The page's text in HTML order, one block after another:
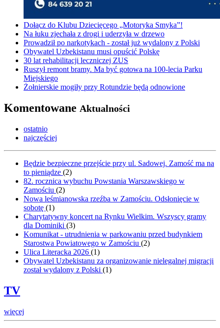
Dołącz do Klubu Dziecięcego „Motoryka Smyka”!
Na łuku zjechała z drogi i uderzyła w drzewo
Prowadził po narkotykach - został już wydalony z Polski
Obywatel Uzbekistanu musi opuścić Polskę
30 lat rehabilitacji leczniczej ZUS
Ruszył remont bramy. Ma być gotowa na 100-lecia Parku
Miejskiego
Żołnierskie mogiły przy Rotundzie będą odnowione
Komentowane Aktualności
ostatnio
najczęściej
Będzie bezpieczne przejście przy ul. Sadowej. Zamość ma na
to pieniądze (2)
82. rocznica wybuchu Powstania Warszawskiego w
Zamościu (2)
Nowa leśmianowska rzeźba w Zamościu. Odsłonięcie w
sobotę (1)
Charytatywny koncert na Rynku Wielkim. Wszyscy gramy
dla Dominiki (3)
Komunikat - utrudnienia w parkowaniu przed budynkiem
Starostwa Powiatowego w Zamościu (2)
Ulica Literacka 2026 (1)
Obywatel Uzbekistanu za organizowanie nielegalnej migracji
został wydalony z Polski (1)
TV
więcej